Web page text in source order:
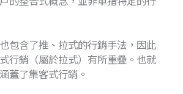
包含了推、拉式的行銷手法，因此
行銷（屬於拉式）有所重疊。也就
蓋了集客式行銷。